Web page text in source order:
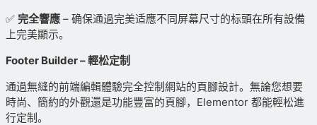
✅ 完全響應 – 确保通過完美适應不同屏幕尺寸的标頭在所有設備
上完美顯示。
Footer Builder – 輕松定制
通過無縫的前端編輯體驗完全控制網站的頁腳設計。無論您想要
時尚、簡約的外觀還是功能豐富的頁腳，Elementor 都能輕松進
行定制。